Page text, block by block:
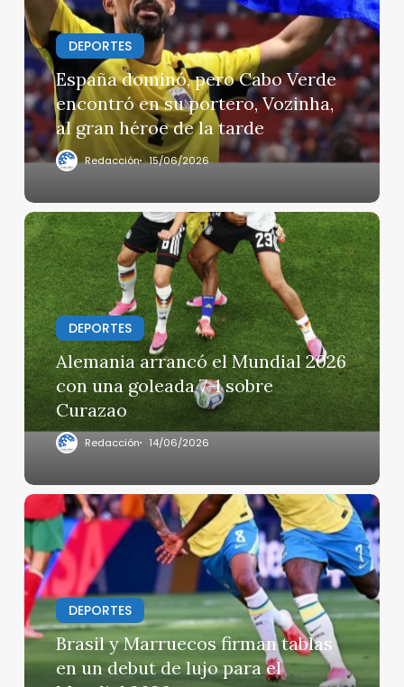
Cabo
Verde
encontró
en
su
portero,
Vozinha,
al
héroe
de
la
tarde
DEPORTES
España dominó, pero Cabo Verde
encontró en su portero, Vozinha,
al gran héroe de la tarde
Redacción 15/06/2026
Alemania
arrancó
el
Mundial
2026
con
una
goleada
7-
sobre
Curazao
DEPORTES
Alemania arrancó el Mundial 2026
con una goleada 7-1 sobre
Curazao
Redacción 14/06/2026
Brasil
y
Marruecos
firman
tablas
en
un
debut
DEPORTES
Brasil y Marruecos firman tablas
en un debut de lujo para el